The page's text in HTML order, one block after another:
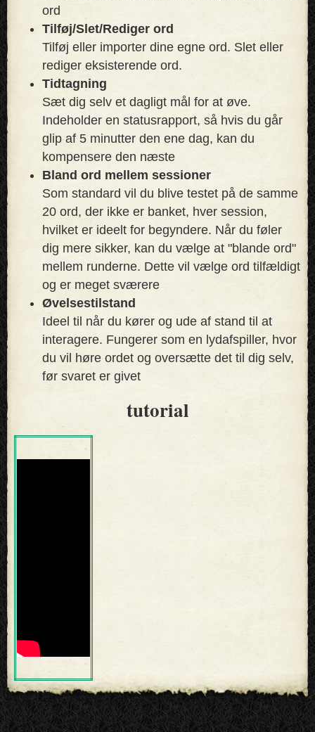
ord
Tilføj/Slet/Rediger ord
Tilføj eller importer dine egne ord. Slet eller
rediger eksisterende ord.
Tidtagning
Sæt dig selv et dagligt mål for at øve.
Indeholder en statusrapport, så hvis du går
glip af 5 minutter den ene dag, kan du
kompensere den næste
Bland ord mellem sessioner
Som standard vil du blive testet på de samme
20 ord, der ikke er banket, hver session,
hvilket er ideelt for begyndere. Når du føler
dig mere sikker, kan du vælge at "blande ord"
mellem runderne. Dette vil vælge ord tilfældigt
og er meget sværere
Øvelsestilstand
Ideel til når du kører og ude af stand til at
interagere. Fungerer som en lydafspiller, hvor
du vil høre ordet og oversætte det til dig selv,
før svaret er givet
tutorial